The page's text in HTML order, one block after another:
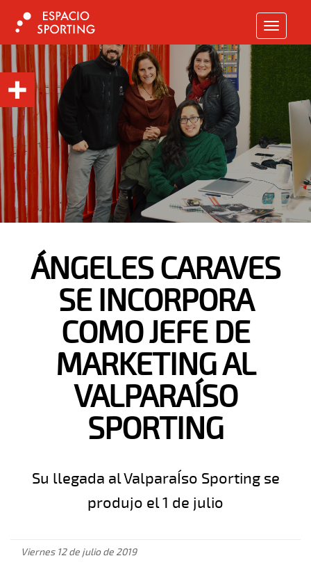
TOGGLE
ÁNGELES CARAVES
SE INCORPORA
COMO JEFE DE
MARKETING AL
VALPARAÍSO
SPORTING
Su llegada al ValparaÍso Sporting se
produjo el 1 de julio
Viernes 12 de julio de 2019